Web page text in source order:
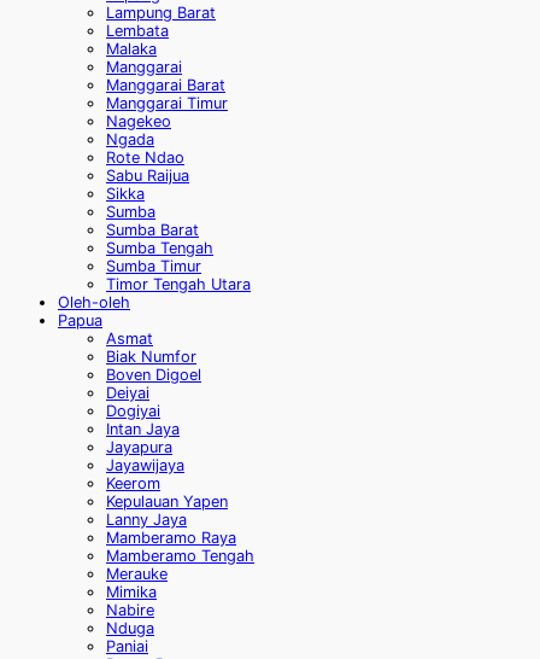
Lampung Barat
Lembata
Malaka
Manggarai
Manggarai Barat
Manggarai Timur
Nagekeo
Ngada
Rote Ndao
Sabu Raijua
Sikka
Sumba
Sumba Barat
Sumba Tengah
Sumba Timur
Timor Tengah Utara
Oleh-oleh
Papua
Asmat
Biak Numfor
Boven Digoel
Deiyai
Dogiyai
Intan Jaya
Jayapura
Jayawijaya
Keerom
Kepulauan Yapen
Lanny Jaya
Mamberamo Raya
Mamberamo Tengah
Merauke
Mimika
Nabire
Nduga
Paniai